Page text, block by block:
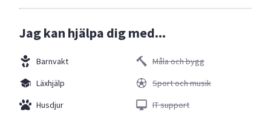
Jag kan hjälpa dig med...
Barnvakt
Läxhjälp
Husdjur
Måla och bygg
Sport och musik
IT support